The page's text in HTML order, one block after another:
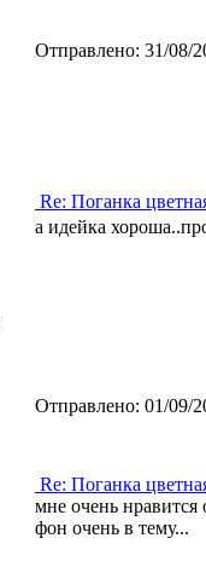
Отправлено: 31/08/
Re: Поганка
а идейка
Отправлено: 01/09/
Re: Поганка
мне очень
фон очень в тему...